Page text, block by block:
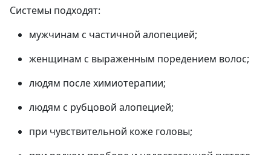
Системы подходят:
мужчинам с частичной алопецией;
женщинам с выраженным поредением волос;
людям после химиотерапии;
людям с рубцовой алопецией;
при чувствительной коже головы;